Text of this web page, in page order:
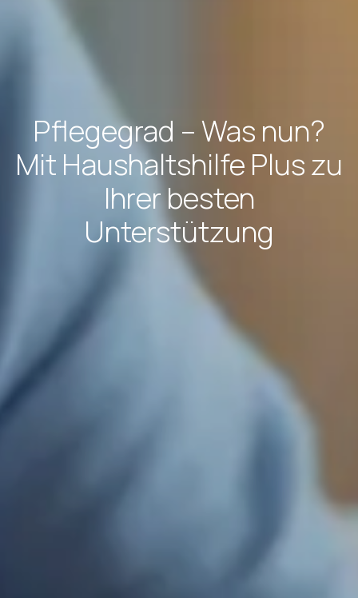
Pflegegrad – Was nun?
Mit Haushaltshilfe Plus zu
Ihrer besten
Unterstützung